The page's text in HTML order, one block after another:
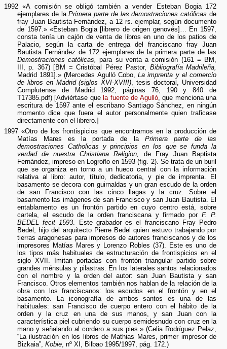
1992 «A comisión se obligó también a vender Esteban Bogia 172
ejemplares de laPrimera parte de las demostraciones católicas de
fray Juan Bautista Fernández, a 12 rs. ejemplar, según documento
de 1597.» «Esteban Bogia [librero de origen genovés]… En 1597,
consta tenía un cajón de venta de libros en uno de los patios de
Palacio, según la carta de entrega del franciscano fray Juan
Bautista Fernández de 172 ejemplares de la primera parte de las
Demostraciones católicas, para su venta a comisión (161 = BM,
III, p. 367) [BM = Cristóbal Pérez Pastor, Bibliografía Madrileña,
Madrid 1891].» (Mercedes Agulló Cobo,La imprenta y el comercio
de libros en Madrid (siglos XVI-XVIII), tesis doctoral, Universidad
Complutense de Madrid 1992, páginas 76, 190 y 840 de
T17385.pdf) [Adviértase que la fuente de Agulló, que menciona una
escritura de 1597 ante el escribano Santiago Sánchez, en ningún
momento dice que fuera el autor personalmente quien traficase
directamente con el librero.]
1997 «Otro de los frontispicios que encontramos en la producción de
Matías Mares es la portada de la Primera parte de las
demostraciones Catholicas y principios en los que se funda la
verdad de nuestra Christiana Religion,
de Fray Juan Baptista
Fernández, impreso en Logroño en 1593 (fig. 2). Se trata de un buril
que se organiza en torno a un hueco central con la información
relativa al libro: autor, título, dedicatoria, y pie de imprenta. El
basamento se decora con guirnaldas y un gran escudo de la orden
de san Francisco con las cinco llagas y la cruz. Sobre el
basamento las imágenes de san Francisco y san Juan Bautista. El
entablamento es un frontón partido en cuyo centro está, sobre
cartela, el escudo de la orden franciscana y firmado porF. P.
BEDEL fecit 1593. Este grabador es el franciscano Fray Pedro
Bedel, hijo del arquitecto Pierre Bedel quien estuvo trabajando por
tierras aragonesas para impresos de autores franciscanos y de los
impresores Matías Mares y Lorenzo Robles (37). Este es uno de
los tipos más habituales de estructuración de frontispicios en el
siglo XVII. Imitan portadas con frontón triangular partido sobre
grandes ménsulas y pilastras. En los laterales santos relacionados
con el nombre y la orden del autor: san Juan Bautista y san
Francisco. Otros elementos también nos hablan de la relación de la
obra con los franciscanos: los escudos en el frontón y en el
basamento. La iconografía de ambos santos es una de las
habituales: san Francisco de cuerpo entero con el hábito de la
orden y la cruz en una de sus manos, y san Juan con la
característica piel cubriendo su cuerpo semidesnudo con cruz en la
mano y señalando al cordero a sus pies.» (Celia Rodríguez Pelaz,
“La ilustración en los libros de Mathias Mares, primer impresor de
Bizkaia”, Kobie, nº XI, Bilbao 1995/1997, pág. 172.)